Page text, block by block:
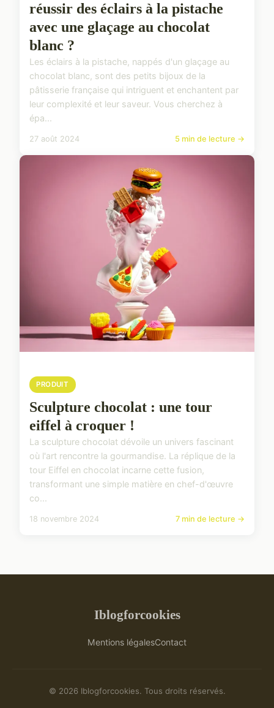
réussir des éclairs à la pistache
avec une glaçage au chocolat
blanc ?
Les éclairs à la pistache, nappés d'un glaçage au
chocolat blanc, sont des petits bijoux de la
pâtisserie française qui intriguent et enchantent par
leur complexité et leur saveur. Vous cherchez à
épa...
27 août 2024 5 min de lecture →
PRODUIT
Sculpture chocolat : une tour
eiffel à croquer !
La sculpture chocolat dévoile un univers fascinant
où l'art rencontre la gourmandise. La réplique de la
tour Eiffel en chocolat incarne cette fusion,
transformant une simple matière en chef-d'œuvre
co...
18 novembre 2024 7 min de lecture →
Iblogforcookies
Mentions légalesContact
© 2026 Iblogforcookies. Tous droits réservés.